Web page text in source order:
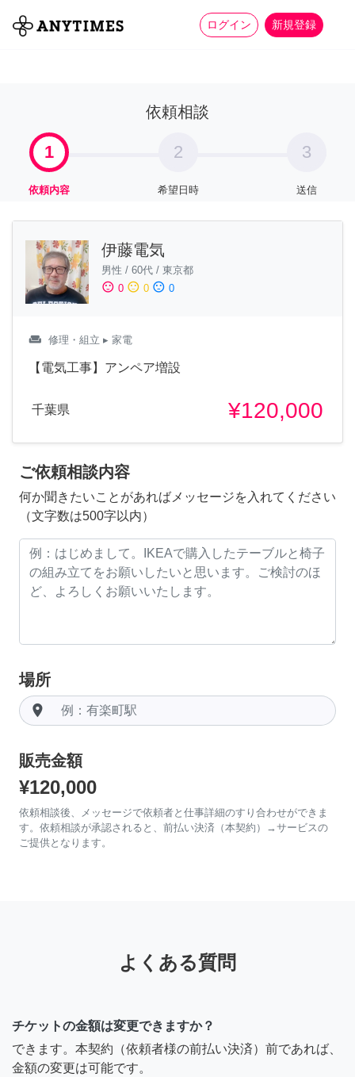
ログイン 新規登録
全て 家事 more_horiz
依頼相談
1
依頼内容
2
希望日時
3
送信
伊藤電気
男性 / 60代 / 東京都
sentiment_satisfied 0 sentiment_neutral 0 sentiment_dissatisfied 0
weekend 修理・組立 ▸ 家電
【電気工事】アンペア増設
千葉県 ¥120,000
ご依頼相談内容
何か聞きたいことがあればメッセージを入れてください
（文字数は500字以内）
場所
room
販売金額
¥120,000
依頼相談後、メッセージで依頼者と仕事詳細のすり合わせができま
す。依頼相談が承認されると、前払い決済（本契約）→サービスの
ご提供となります。
よくある質問
チケットの金額は変更できますか？
できます。本契約（依頼者様の前払い決済）前であれば、
金額の変更は可能です。